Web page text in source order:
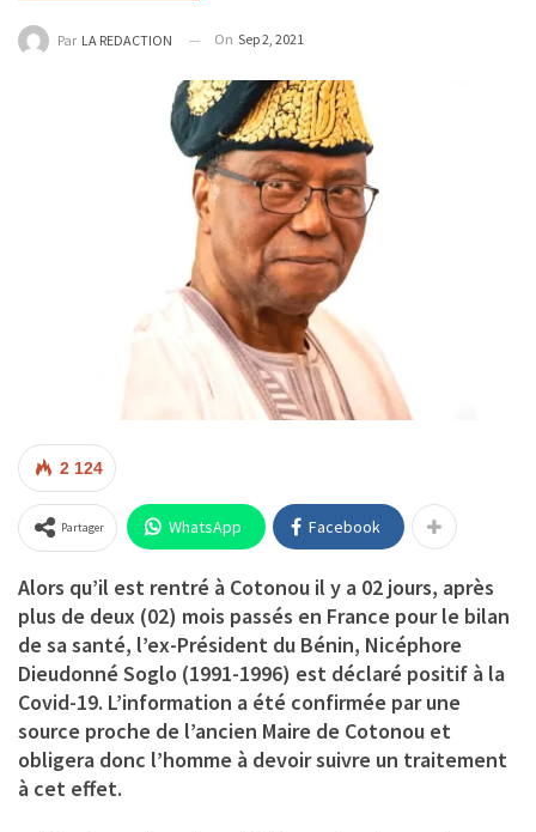
Par LA REDACTION On Sep 2, 2021
2 124
Partager WhatsApp Facebook
Alors qu’il est rentré à Cotonou il y a 02 jours, après
plus de deux (02) mois passés en France pour le bilan
de sa santé, l’ex-Président du Bénin, Nicéphore
Dieudonné Soglo (1991-1996) est déclaré positif à la
Covid-19. L’information a été confirmée par une
source proche de l’ancien Maire de Cotonou et
obligera donc l’homme à devoir suivre un traitement
à cet effet.